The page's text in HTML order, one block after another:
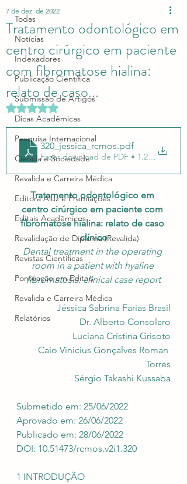
Todas
Notícias
Indexadores
Publicação Científica
Submissão de Artigos
Dicas Acadêmicas
Pesquisa Internacional
Ciência e Sociedade
Revalida e Carreira Médica
Editora Aluz e Premiações
Editais Acadêmicos
Revalidação de Diploma (Revalida)
Revistas Científicas
Pontuação em Editais
Revalida e Carreira Médica
Relatórios
Tratamento odontológico em
centro cirúrgico em paciente
com fibromatose hialina:
relato de caso...
7 de dez. de 2022
Avaliado com NaN de 5 estrelas.
320_jessica_rcmos.pdf
Fazer download de PDF • 1.24MB
Tratamento odontológico em
centro cirúrgico em paciente com
fibromatose hialina: relato de caso
clínico
Dental treatment in the operating
room in a patient with hyaline
fibromatosis: clinical case report
Jéssica Sabrina Farias Brasil
Dr. Alberto Consolaro
Luciana Cristina Grisoto
Caio Vinicius Gonçalves Roman
Torres
Sérgio Takashi Kussaba
Submetido em: 25/06/2022
Aprovado em: 26/06/2022
Publicado em: 28/06/2022
DOI: 10.51473/rcmos.v2i1.320
1 INTRODUÇÃO